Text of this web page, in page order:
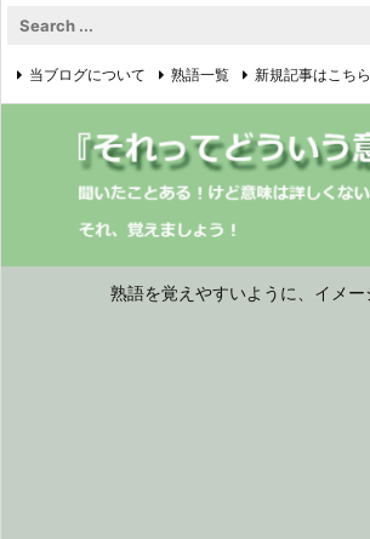
熟語を覚えやすいように、イメー
当ブログについて 熟語一覧 新規記事はこちら
プライバシーポリシー 